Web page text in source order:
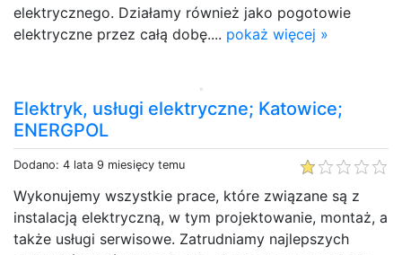
elektrycznego. Działamy również jako pogotowie
elektryczne przez całą dobę.... pokaż więcej »
Elektryk, usługi elektryczne; Katowice;
ENERGPOL
Dodano: 4 lata 9 miesięcy temu
Wykonujemy wszystkie prace, które związane są z
instalacją elektryczną, w tym projektowanie, montaż, a
także usługi serwisowe. Zatrudniamy najlepszych